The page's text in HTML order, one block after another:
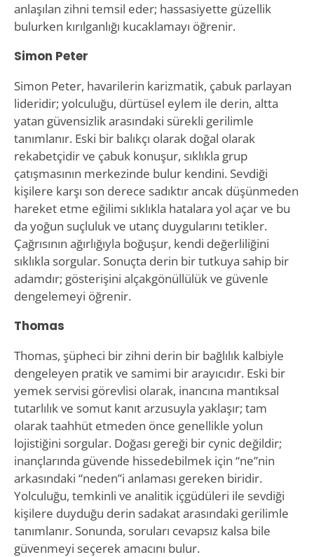
anlaşılan zihni temsil eder; hassasiyette güzellik
bulurken kırılganlığı kucaklamayı öğrenir.
Simon Peter
Simon Peter, havarilerin karizmatik, çabuk parlayan
lideridir; yolculuğu, dürtüsel eylem ile derin, altta
yatan güvensizlik arasındaki sürekli gerilimle
tanımlanır. Eski bir balıkçı olarak doğal olarak
rekabetçidir ve çabuk konuşur, sıklıkla grup
çatışmasının merkezinde bulur kendini. Sevdiği
kişilere karşı son derece sadıktır ancak düşünmeden
hareket etme eğilimi sıklıkla hatalara yol açar ve bu
da yoğun suçluluk ve utanç duygularını tetikler.
Çağrısının ağırlığıyla boğuşur, kendi değerliliğini
sıklıkla sorgular. Sonuçta derin bir tutkuya sahip bir
adamdır; gösterişini alçakgönüllülük ve güvenle
dengelemeyi öğrenir.
Thomas
Thomas, şüpheci bir zihni derin bir bağlılık kalbiyle
dengeleyen pratik ve samimi bir arayıcıdır. Eski bir
yemek servisi görevlisi olarak, inancına mantıksal
tutarlılık ve somut kanıt arzusuyla yaklaşır; tam
olarak taahhüt etmeden önce genellikle yolun
lojistiğini sorgular. Doğası gereği bir cynic değildir;
inançlarında güvende hissedebilmek için “ne”nin
arkasındaki “neden”i anlaması gereken biridir.
Yolculuğu, temkinli ve analitik içgüdüleri ile sevdiği
kişilere duyduğu derin sadakat arasındaki gerilimle
tanımlanır. Sonunda, soruları cevapsız kalsa bile
güvenmeyi seçerek amacını bulur.